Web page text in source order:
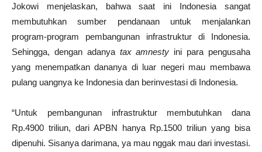
Jokowi menjelaskan, bahwa saat ini Indonesia sangat
membutuhkan sumber pendanaan untuk menjalankan
program-program pembangunan infrastruktur di Indonesia.
Sehingga, dengan adanya tax amnesty ini para pengusaha
yang menempatkan dananya di luar negeri mau membawa
pulang uangnya ke Indonesia dan berinvestasi di Indonesia.
“Untuk pembangunan infrastruktur membutuhkan dana
Rp.4900 triliun, dari APBN hanya Rp.1500 triliun yang bisa
dipenuhi. Sisanya darimana, ya mau nggak mau dari investasi.